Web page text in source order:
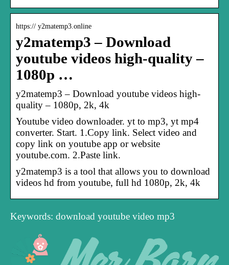
https:// y2matemp3.online
y2matemp3 – Download
youtube videos high-quality –
1080p …
y2matemp3 – Download youtube videos high-
quality – 1080p, 2k, 4k
Youtube video downloader. yt to mp3, yt mp4
converter. Start. 1.Copy link. Select video and
copy link on youtube app or website
youtube.com. 2.Paste link.
y2matemp3 is a tool that allows you to download
videos hd from youtube, full hd 1080p, 2k, 4k
Keywords: download youtube video mp3